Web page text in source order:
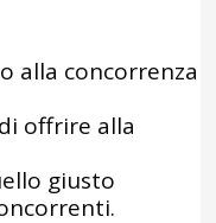
alla concorrenza
offrire alla
giusto